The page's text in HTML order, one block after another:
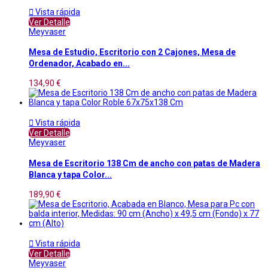
 Vista rápida
Ver Detalle
Meyvaser
Mesa de Estudio, Escritorio con 2 Cajones, Mesa de
Ordenador, Acabado en...
134,90 €
 Vista rápida
Ver Detalle
Meyvaser
Mesa de Escritorio 138 Cm de ancho con patas de Madera
Blanca y tapa Color...
189,90 €
 Vista rápida
Ver Detalle
Meyvaser